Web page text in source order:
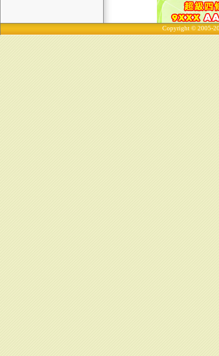
Copyright © 2005-